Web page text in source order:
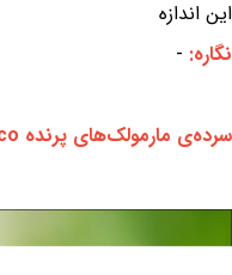
این اندازه
نگاره: -
سرده‌ی مارمولک‌های پرنده Draco